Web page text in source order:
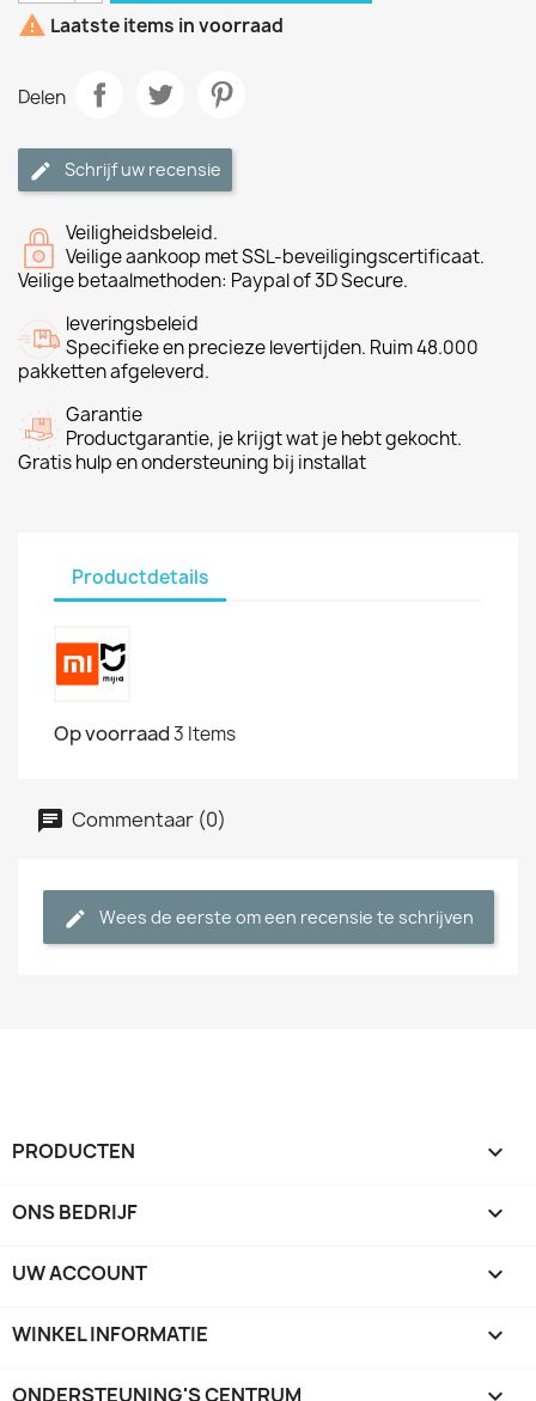
 Laatste items in voorraad
Delen
Schrijf uw recensie
Veiligheidsbeleid.
Veilige aankoop met SSL-beveiligingscertificaat.
Veilige betaalmethoden: Paypal of 3D Secure.
leveringsbeleid
Specifieke en precieze levertijden. Ruim 48.000
pakketten afgeleverd.
Garantie
Productgarantie, je krijgt wat je hebt gekocht.
Gratis hulp en ondersteuning bij installat
Productdetails
Op voorraad3 Items
Commentaar (0)
Wees de eerste om een recensie te schrijven
PRODUCTEN 
ONS BEDRIJF 
UW ACCOUNT 
WINKEL INFORMATIE keyboard_arrow_down
ONDERSTEUNING'S CENTRUM